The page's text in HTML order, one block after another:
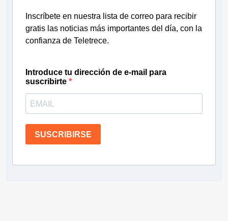
Inscríbete en nuestra lista de correo para recibir
gratis las noticias más importantes del día, con la
confianza de Teletrece.
Introduce tu dirección de e-mail para
suscribirte
SUSCRIBIRSE